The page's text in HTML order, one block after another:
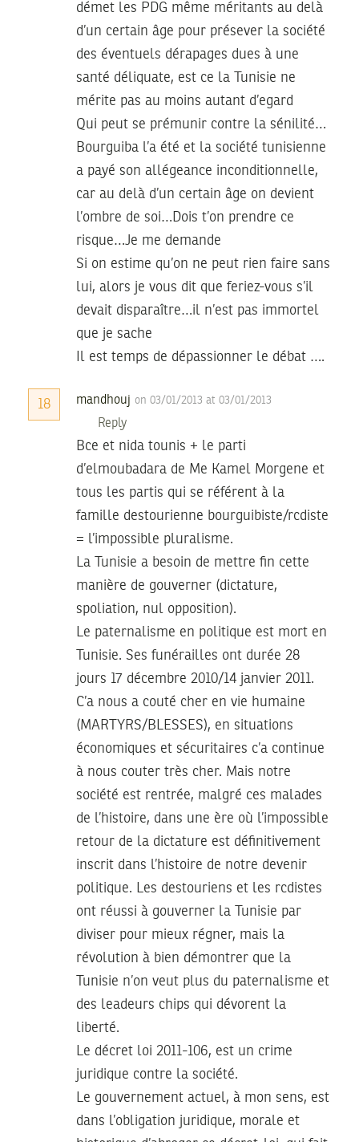
démet les PDG même méritants au delà
d’un certain âge pour présever la société
des éventuels dérapages dues à une
santé déliquate, est ce la Tunisie ne
mérite pas au moins autant d’egard
Qui peut se prémunir contre la sénilité…
Bourguiba l’a été et la société tunisienne
a payé son allégeance inconditionnelle,
car au delà d’un certain âge on devient
l’ombre de soi…Dois t’on prendre ce
risque…Je me demande
Si on estime qu’on ne peut rien faire sans
lui, alors je vous dit que feriez-vous s’il
devait disparaître…il n’est pas immortel
que je sache
Il est temps de dépassionner le débat ….
18 mandhouj on 03/01/2013 at 03/01/2013
Reply
Bce et nida tounis + le parti
d’elmoubadara de Me Kamel Morgene et
tous les partis qui se référent à la
famille destourienne bourguibiste/rcdiste
= l’impossible pluralisme.
La Tunisie a besoin de mettre fin cette
manière de gouverner (dictature,
spoliation, nul opposition).
Le paternalisme en politique est mort en
Tunisie. Ses funérailles ont durée 28
jours 17 décembre 2010/14 janvier 2011.
C’a nous a couté cher en vie humaine
(MARTYRS/BLESSES), en situations
économiques et sécuritaires c’a continue
à nous couter très cher. Mais notre
société est rentrée, malgré ces malades
de l’histoire, dans une ère où l’impossible
retour de la dictature est définitivement
inscrit dans l’histoire de notre devenir
politique. Les destouriens et les rcdistes
ont réussi à gouverner la Tunisie par
diviser pour mieux régner, mais la
révolution à bien démontrer que la
Tunisie n’on veut plus du paternalisme et
des leadeurs chips qui dévorent la
liberté.
Le décret loi 2011-106, est un crime
juridique contre la société.
Le gouvernement actuel, à mon sens, est
dans l’obligation juridique, morale et